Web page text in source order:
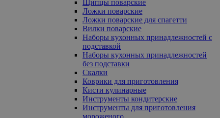
Щипцы поварские
Ложки поварские
Ложки поварские для спагетти
Вилки поварские
Наборы кухонных принадлежностей с
подставкой
Наборы кухонных принадлежностей
без подставки
Скалки
Коврики для приготовления
Кисти кулинарные
Инструменты кондитерские
Инструменты для приготовления
мороженого